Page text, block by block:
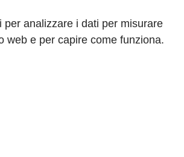
per analizzare i dati per misurare
web e per capire come funziona.